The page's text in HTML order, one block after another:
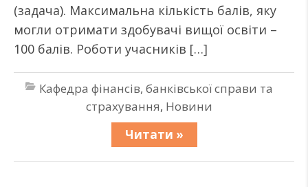
(задача). Максимальна кількість балів, яку
могли отримати здобувачі вищої освіти –
100 балів. Роботи учасників […]
Кафедра фінансів, банківської справи та
страхування, Новини
Читати »